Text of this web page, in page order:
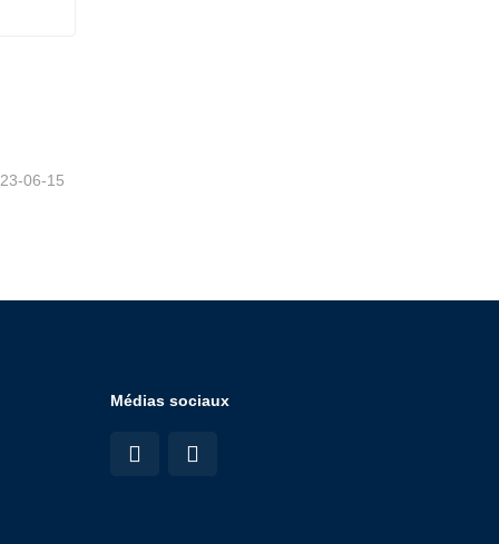
06-15
Médias sociaux